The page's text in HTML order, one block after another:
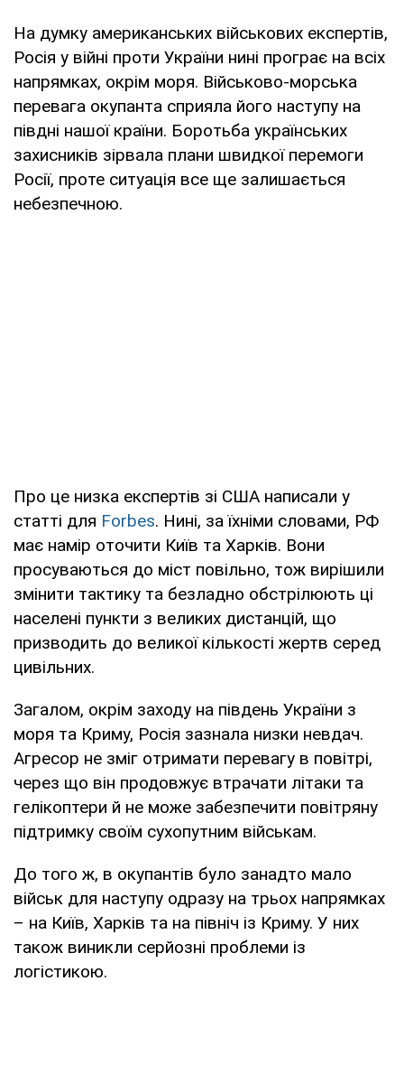
На думку американських військових експертів,
Росія у війні проти України нині програє на всіх
напрямках, окрім моря. Військово-морська
перевага окупанта сприяла його наступу на
півдні нашої країни. Боротьба українських
захисників зірвала плани швидкої перемоги
Росії, проте ситуація все ще залишається
небезпечною.
Про це низка експертів зі США написали у
статті для Forbes. Нині, за їхніми словами, РФ
має намір оточити Київ та Харків. Вони
просуваються до міст повільно, тож вирішили
змінити тактику та безладно обстрілюють ці
населені пункти з великих дистанцій, що
призводить до великої кількості жертв серед
цивільних.
Загалом, окрім заходу на південь України з
моря та Криму, Росія зазнала низки невдач.
Агресор не зміг отримати перевагу в повітрі,
через що він продовжує втрачати літаки та
гелікоптери й не може забезпечити повітряну
підтримку своїм сухопутним військам.
До того ж, в окупантів було занадто мало
військ для наступу одразу на трьох напрямках
– на Київ, Харків та на північ із Криму. У них
також виникли серйозні проблеми із
логістикою.